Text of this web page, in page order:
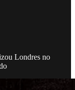
Londres no